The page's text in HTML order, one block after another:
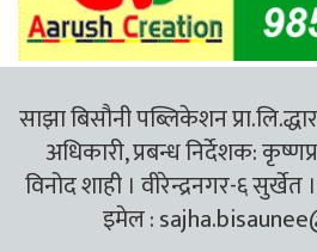
साझा बिसौनी पब्लिकेशन
अधिकारी, प्रबन्ध निर्देशक:
विनोद शाही । वीरेन्द्रनगर-६
इमेल :